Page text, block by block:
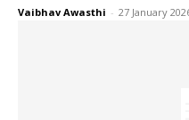
Vaibhav Awasthi - 27 January